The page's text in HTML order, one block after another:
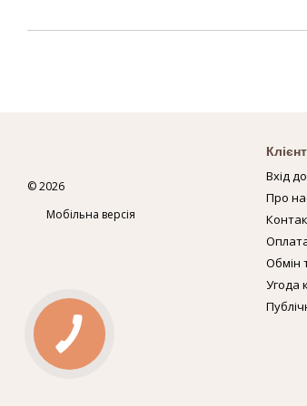
© 2026
Мобільна версія
Вхід
Про
Обмін
Угода